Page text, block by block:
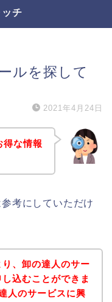
チ
ルを探して
2021年4月24日
得な情報
考にしていただけ
、卸の達人のサー
込むことができま
人のサービスに興